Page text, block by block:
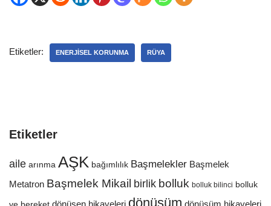
Etiketler: ENERJISEL KORUNMA RÜYA
Etiketler
aile arınma AŞK bağımlılık Başmelekler Başmelek
Metatron Başmelek Mikail birlik bolluk bolluk bilinci bolluk
dönüşen hikayeleri dönüşüm dönüşüm hikayeleri